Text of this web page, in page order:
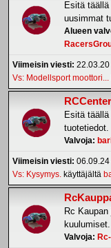
Esitä
uusimmat
Alueen
Viimeisin viesti:
Vs: Modellsport moottori...
Esitä
tuotetiedot.
Valvoja:
Viimeisin viesti: 06.09.24
Vs: Kysymys. käyttäjältä
Rc
kuulumiset.
Valvoja: